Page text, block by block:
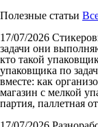
Полезные статьи
17/07/2026
задачи они
кто такой
упаковщика по
вместе: как
магазин с мелкой
партия, паллетная